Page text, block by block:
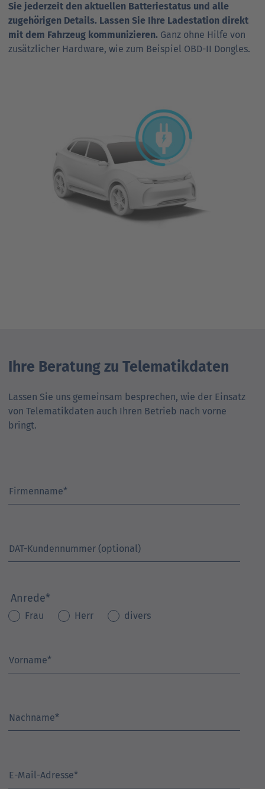
Sie jederzeit den aktuellen Batterie­status und alle
zugehörigen Details. Lassen Sie Ihre Ladestation direkt
mit dem Fahrzeug kommunizieren. Ganz ohne Hilfe von
zusätzlicher Hardware, wie zum Beispiel OBD-II Dongles.
Ihre Beratung zu Telematikdaten
Lassen Sie uns gemeinsam besprechen, wie der Einsatz
von Telematikdaten auch Ihren Betrieb nach vorne
bringt.
Firmenname*
DAT-Kundennummer (optional)
Anrede*
Frau Herr divers
Vorname*
Nachname*
E-Mail-Adresse*